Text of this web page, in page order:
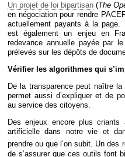
Un projet de loi bipartisan (The
en négociation pour rendre
actuellement payants à la page.
est également un enjeu en
redevance annuelle payée par
prélevés sur les dépôts de
Vérifier les algorithmes qui
De la transparence peut naître
permet aussi d’expliquer et de
au service des citoyens.
Des enjeux encore plus criants
artificielle dans notre vie et
prendre ou que l’on subit. Un des
de s’assurer que ces outils font